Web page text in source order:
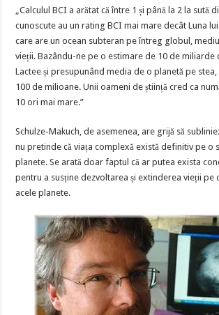
„Calculul BCI a arătat că între 1 și până la 2 la sută
cunoscute au un rating BCI mai mare decât Luna
care are un ocean subteran pe întreg globul,
vieții. Bazându-ne pe o estimare de 10 de miliarde
Lactee și presupunând media de o planetă pe
100 de milioane. Unii oameni de știință cred ca
10 ori mai mare.”
Schulze-Makuch, de asemenea, are grijă să
nu pretinde că viața complexă există definitiv pe o
planete. Se arată doar faptul că ar putea exista
pentru a susține dezvoltarea și extinderea vieții pe
acele planete.